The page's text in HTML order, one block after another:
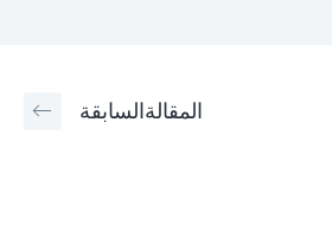
المقالةالسابقة